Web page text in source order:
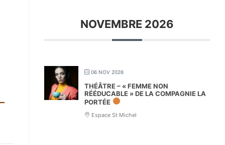
NOVEMBRE 2026
06 NOV 2026
THÉÂTRE – « FEMME NON
RÉÉDUCABLE » DE LA COMPAGNIE LA
PORTÉE
Espace St Michel